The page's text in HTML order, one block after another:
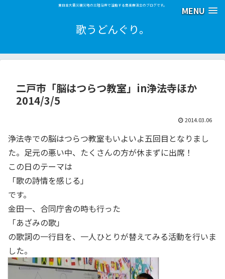
MENU
東日本大震災被災地の三陸沿岸で活動する音楽療法士のブログです。
歌うどんぐり。
二戸市「脳はつらつ教室」in浄法寺ほか
2014/3/5
2014.03.06
浄法寺での脳はつらつ教室もいよいよ五回目となりまし
た。足元の悪い中、たくさんの方が休まずに出席！
この日のテーマは
「歌の詩情を感じる」
です。
金田一、合同庁舎の時も行った
「あざみの歌」
の歌詞の一行目を、一人ひとりが替えてみる活動を行いま
した。